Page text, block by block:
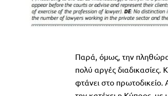
Παρά, όμως, την πληθώρα
πολύ αργές διαδικασίες.
φτάνει στο πρωτοδικείο.